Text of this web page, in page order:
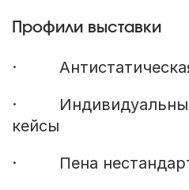
Профили выставки
·
· Индивидуальные
кейсы
· Пена